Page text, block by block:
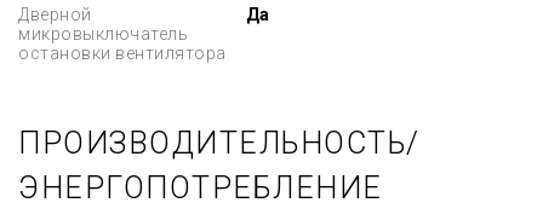
Дверной
микровыключатель
остановки вентилятора
Да
ПРОИЗВОДИТЕЛЬНОСТЬ/
ЭНЕРГОПОТРЕБЛЕНИЕ